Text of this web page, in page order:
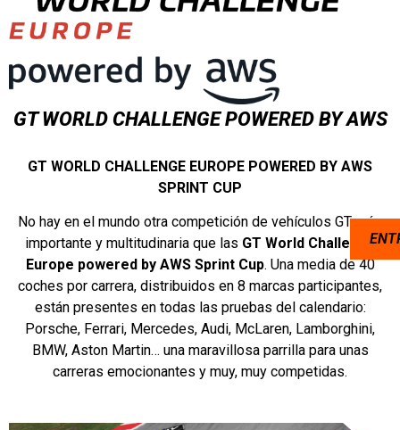
GT WORLD CHALLENGE POWERED BY AWS
GT WORLD CHALLENGE EUROPE POWERED BY AWS
SPRINT CUP
No hay en el mundo otra competición de vehículos GT más
importante y multitudinaria que las GT World Challenge
Europe powered by AWS Sprint Cup. Una media de 40
coches por carrera, distribuidos en 8 marcas participantes,
están presentes en todas las pruebas del calendario:
Porsche, Ferrari, Mercedes, Audi, McLaren, Lamborghini,
BMW, Aston Martin… una maravillosa parrilla para unas
carreras emocionantes y muy, muy competidas.